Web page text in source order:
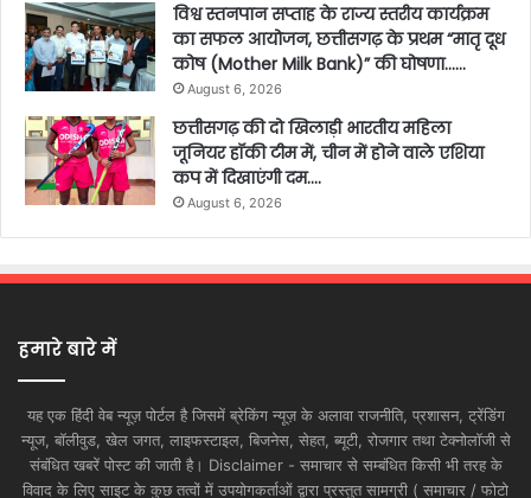
विश्व स्तनपान सप्ताह के राज्य स्तरीय कार्यक्रम
का सफल आयोजन, छत्तीसगढ़ के प्रथम “मातृ दूध
कोष (Mother Milk Bank)” की घोषणा……
August 6, 2026
छत्तीसगढ़ की दो खिलाड़ी भारतीय महिला
जूनियर हॉकी टीम में, चीन में होने वाले एशिया
कप में दिखाएंगी दम….
August 6, 2026
हमारे बारे में
यह एक हिंदी वेब न्यूज़ पोर्टल है जिसमें ब्रेकिंग न्यूज़ के अलावा राजनीति, प्रशासन, ट्रेंडिंग
न्यूज, बॉलीवुड, खेल जगत, लाइफस्टाइल, बिजनेस, सेहत, ब्यूटी, रोजगार तथा टेक्नोलॉजी से
संबंधित खबरें पोस्ट की जाती है। Disclaimer - समाचार से सम्बंधित किसी भी तरह के
विवाद के लिए साइट के कुछ तत्वों में उपयोगकर्ताओं द्वारा प्रस्तुत सामग्री ( समाचार / फोटो